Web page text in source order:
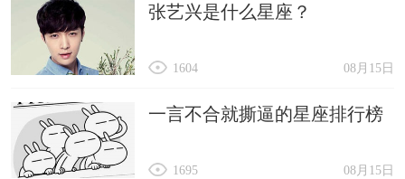
张艺兴是什么星座？
08月15日
1604
一言不合就撕逼的星座排行榜
08月15日
1695